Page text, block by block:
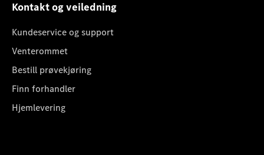
Kontakt og veiledning
Kundeservice og support
Venterommet
Bestill prøvekjøring
Finn forhandler
Hjemlevering